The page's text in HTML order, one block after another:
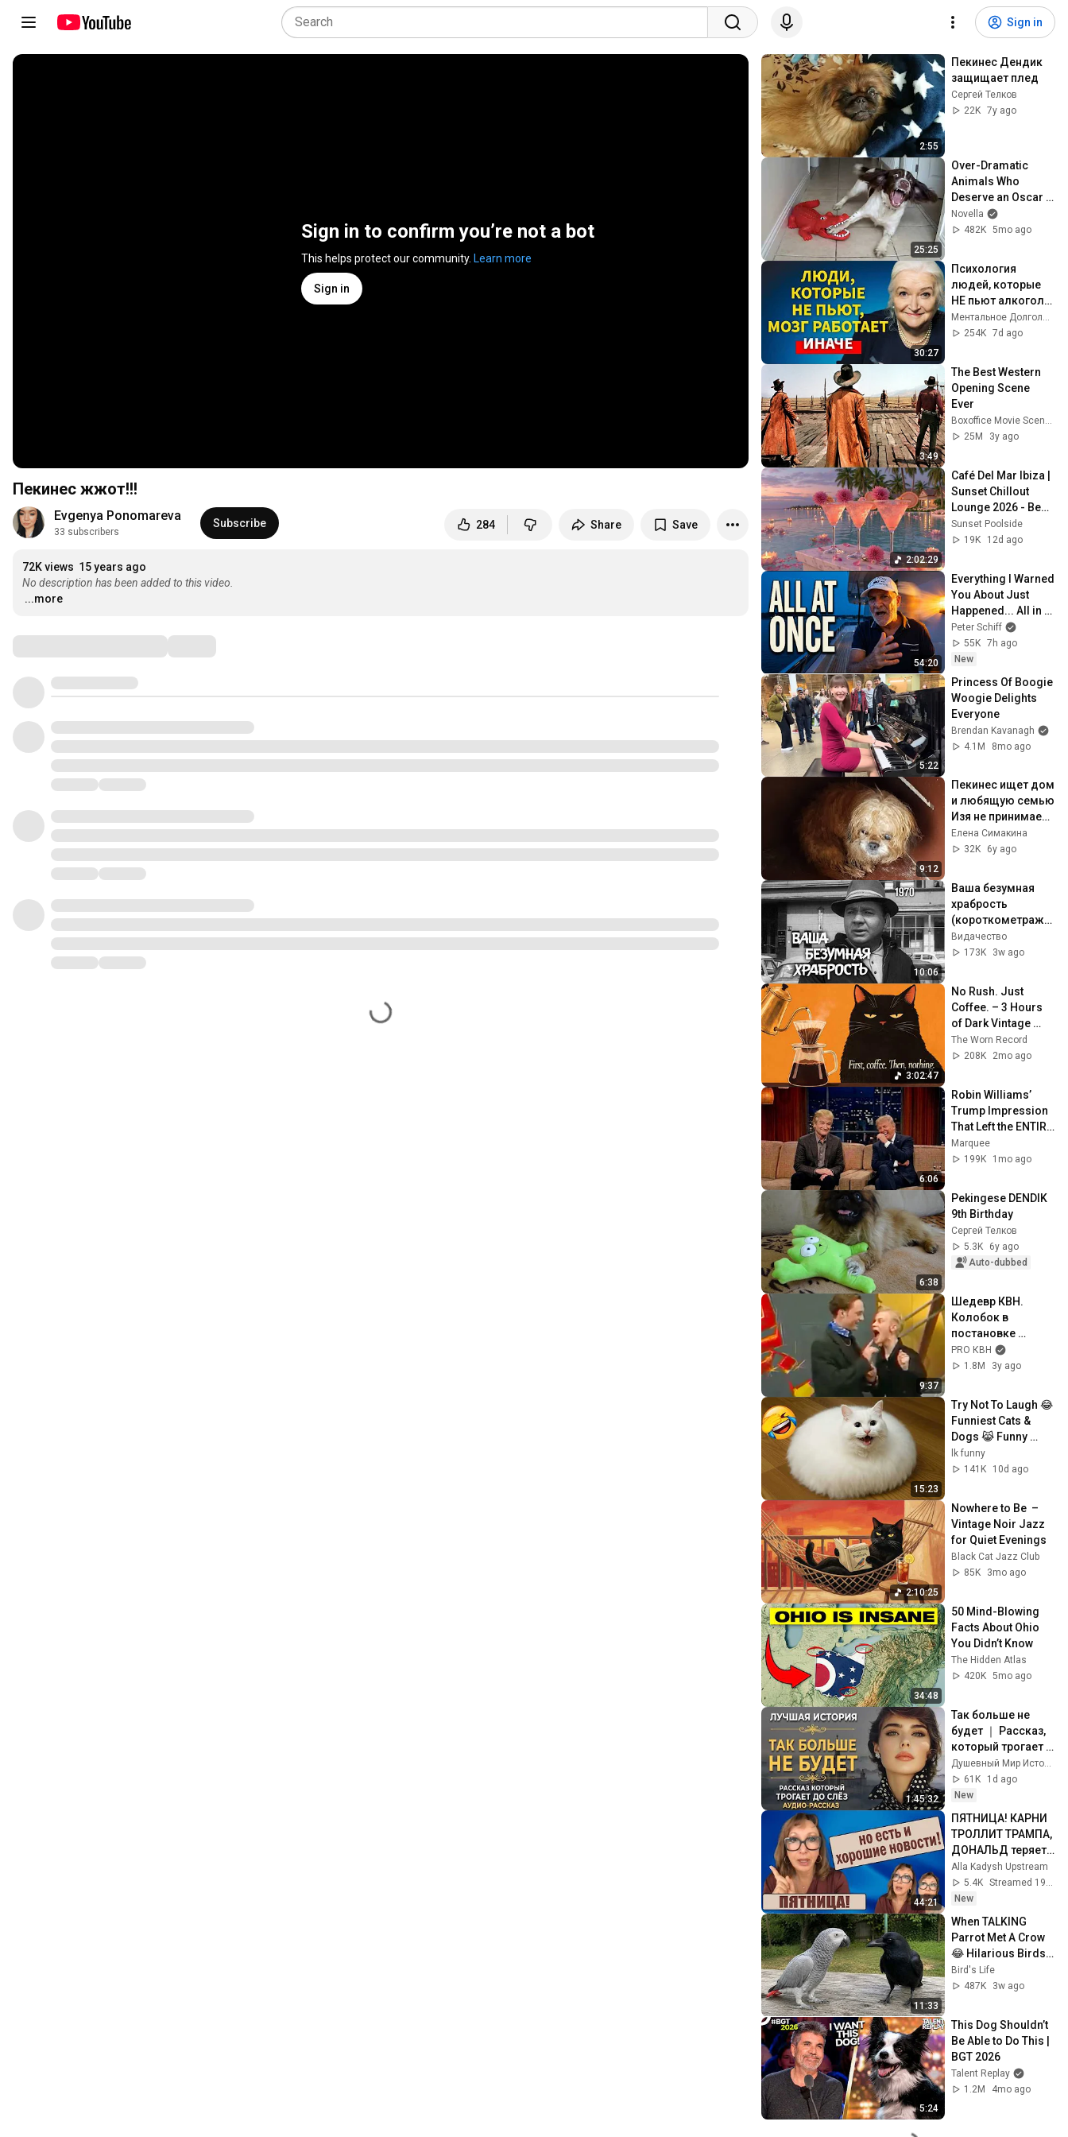
Sign in
Sign in to confirm you’re not a bot
This helps protect our community. Learn more
Sign in
Пекинес жжот!!!
Evgenya Ponomareva
33 subscribers
Subscribe 284 Share Save
72K views 15 years ago
No description has been added to this video.
...more
2:55
Пекинес Дендик
защищает плед
Сергей Телков
22K 7y ago
25:25
Over-Dramatic
Animals Who
Deserve an Oscar
😂 Funniest Animal
Videos 2026
Novella
482K 5mo ago
30:27
Психология
людей, которые
НЕ пьют алкоголь
(согласно
нейронауке) |
Ментальное Долголетие and 2 more
254K 7d ago
3:49
The Best Western
Opening Scene
Ever
25M
3y ago
2:02:29
Café Del Mar Ibiza |
Sunset Chillout
Lounge 2026 - Best
Relaxing Tropical
Chillout Music &
Sunset Poolside
19K
12d ago
54:20
Everything I Warned
You About Just
Happened... All in
One Week
Peter Schiff
55K 7h ago
New
5:22
Princess Of Boogie
Woogie Delights
Everyone
Brendan Kavanagh
4.1M
8mo ago
9:12
Пекинес ищет дом
и любящую семью
Изя не принимает
соседа
Елена Симакина
32K
6y ago
10:06
Ваша безумная
храбрость
(короткометражн
ый фильм, 1970)
Видачество
173K
3w ago
3:02:47
No Rush. Just
Coffee. – 3 Hours
of Dark Vintage
Noir Jazz for Slow
Mornings & Quiet
The Worn Record
208K
2mo ago
6:06
Robin Williams’
Trump Impression
That Left the ENTIRE
AUDIENCE
Stunned...
Marquee
199K
1mo ago
6:38
Pekingese DENDIK
9th Birthday
Сергей Телков
5.3K
6y ago
Auto-dubbed
9:37
Шедевр КВН.
Колобок в
постановке
Виктюка - Сборная
Питера
PRO КВН
1.8M
3y ago
15:23
Try Not To Laugh 😂
Funniest Cats &
Dogs 😹 Funny
Animals 2026
lk funny
141K
10d ago
2:10:25
Nowhere to Be  –
Vintage Noir Jazz
for Quiet Evenings
Black Cat Jazz Club
85K
3mo ago
34:48
50 Mind-Blowing
Facts About Ohio
You Didn’t Know
The Hidden Atlas
420K 5mo ago
1:45:32
Так больше не
будет ｜ Рассказ,
который трогает
до глубины души.
Очень сильная
история ｜
61K
1d ago
New
44:21
ПЯТНИЦА! КАРНИ
ТРОЛЛИТ ТРАМПА,
ДОНАЛЬД теряет
ПОДДЕРЖКУ и
СВЯЗЬ с
РЕАЛЬНОСТЬЮ?
Alla Kadysh Upstream
5.4K
New
11:33
When TALKING
Parrot Met A Crow
😂 Hilarious Birds
Video
Bird's Life
487K
3w ago
5:24
This Dog Shouldn’t
Be Able to Do This |
BGT 2026
Talent Replay
1.2M
4mo ago